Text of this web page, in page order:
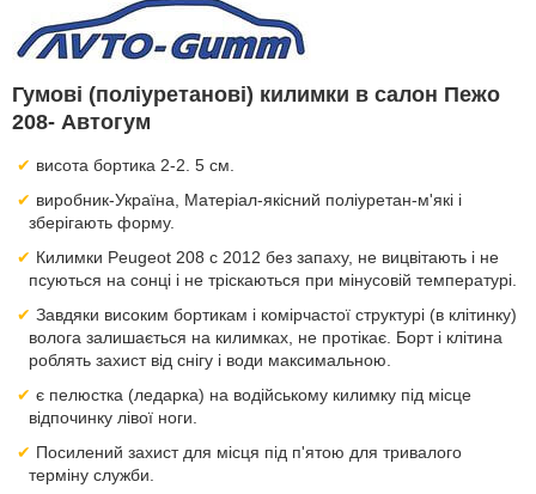
Гумові (поліуретанові) килимки в салон Пежо
208- Автогум
висота бортика 2-2. 5 см.
виробник-Україна, Матеріал-якісний поліуретан-м'які і
зберігають форму.
Килимки Peugeot 208 с 2012 без запаху, не вицвітають і не
псуються на сонці і не тріскаються при мінусовій температурі.
Завдяки високим бортикам і комірчастої структурі (в клітинку)
волога залишається на килимках, не протікає. Борт і клітина
роблять захист від снігу і води максимальною.
є пелюстка (ледарка) на водійському килимку під місце
відпочинку лівої ноги.
Посилений захист для місця під п'ятою для тривалого
терміну служби.